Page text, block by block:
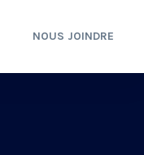
NOUS JOINDRE